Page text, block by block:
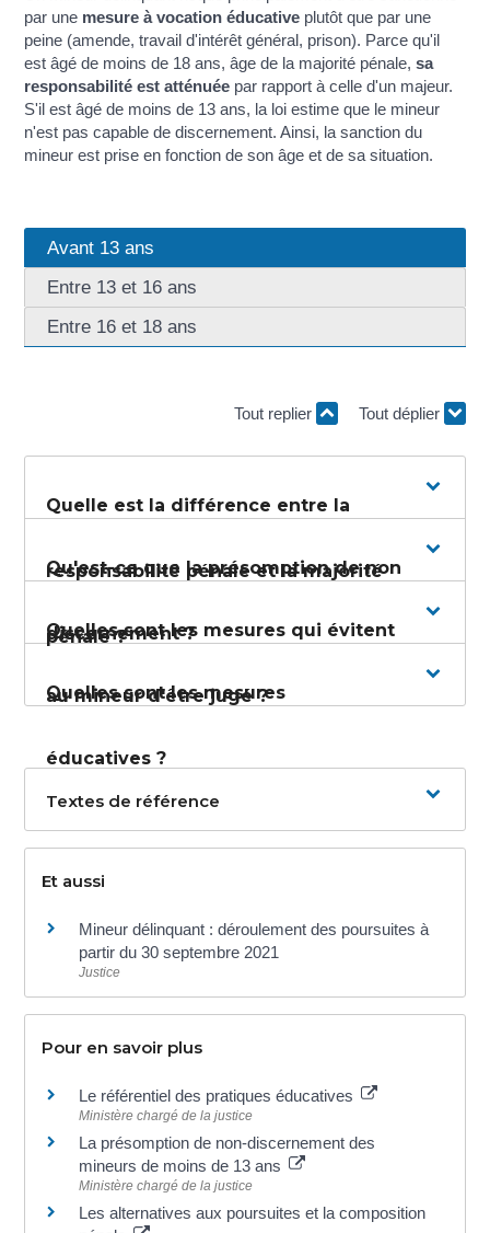
par une mesure à vocation éducative plutôt que par une
peine (amende, travail d'intérêt général, prison). Parce qu'il
est âgé de moins de 18 ans, âge de la majorité pénale,sa
responsabilité est atténuée par rapport à celle d'un majeur.
S'il est âgé de moins de 13 ans, la loi estime que le mineur
n'est pas capable de discernement. Ainsi, la sanction du
mineur est prise en fonction de son âge et de sa situation.
Avant 13 ans
Entre 13 et 16 ans
Entre 16 et 18 ans
Tout replier Tout déplier
Quelle est la différence entre la
responsabilité pénale et la majorité
pénale ?
Qu'est-ce que la présomption de non
discernement ?
Quelles sont les mesures qui évitent
au mineur d'être jugé ?
Quelles sont les mesures
éducatives ?
Textes de référence
Et aussi
Mineur délinquant : déroulement des poursuites à
partir du 30 septembre 2021
Justice
Pour en savoir plus
Le référentiel des pratiques éducatives
Ministère chargé de la justice
La présomption de non-discernement des
mineurs de moins de 13 ans
Ministère chargé de la justice
Les alternatives aux poursuites et la composition